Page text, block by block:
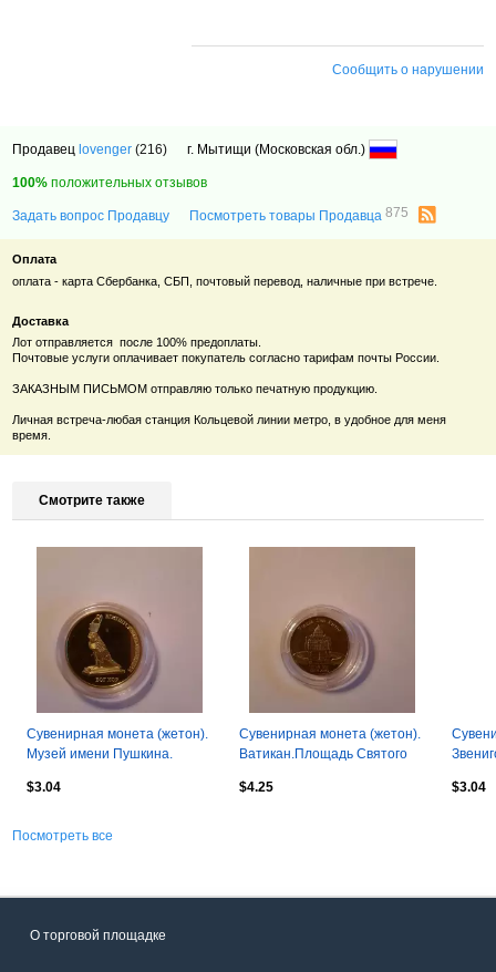
Сообщить о нарушении
Продавец lovenger (216) г. Мытищи (Московская обл.)
100% положительных отзывов
Задать вопрос Продавцу Посмотреть товары Продавца875
Оплата
оплата - карта Сбербанка, СБП, почтовый перевод, наличные при встрече.
Доставка
Лот отправляется после 100% предоплаты.
Почтовые услуги оплачивает покупатель согласно тарифам почты России.
ЗАКАЗНЫМ ПИСЬМОМ отправляю только печатную продукцию.
Личная встреча-любая станция Кольцевой линии метро, в удобное для меня
время.
Смотрите также
Сувенирная монета (жетон).
Музей имени Пушкина.
$3.04
Сувенирная монета (жетон).
Ватикан.Площадь Святого
Франческо.
$4.25
$3.04
Посмотреть все
О торговой площадке